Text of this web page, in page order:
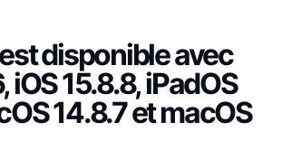
disponible avec
iOS 15.8.8, iPadOS
14.8.7 et macOS